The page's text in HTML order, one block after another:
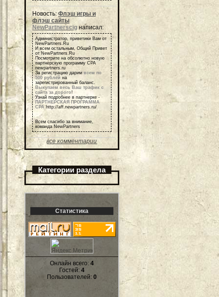
Новость: Флэш игры и
флэш сайты
NewPartnerscig написал:
Администратор, приветики Вам от
NewPartners.Ru
И всем остальным, Общий Привет
от NewPartners.Ru
Посмотрите на обсолютно новую
партнерскую программу СРА
newpartners.ru
За регистрацию даримвсем по
500 рублей на
зарегистрированный баланс.
Выкупаем весь Ваш трафик с
сайта за дорого!
Узнай подробнее в партнерке -
ПАРТНЕРСКАЯ ПРОГРАММА
СРА http://aff.newpartners.ru/
Всем спасибо за внимание,
команда NewPartners
все комментарии
Категории раздела
Статистика
Онлайн всего: 4
Гостей: 4
Пользователей: 0